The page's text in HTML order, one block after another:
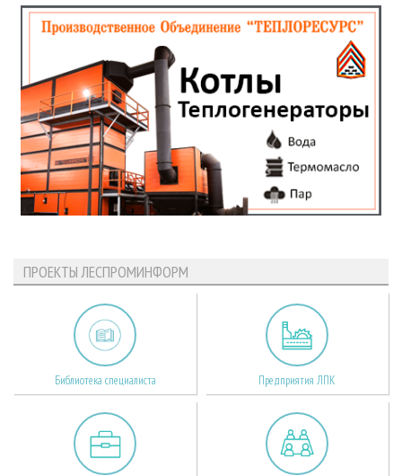
ПРОЕКТЫ ЛЕСПРОМИНФОРМ
Библиотека специалиста Предприятия ЛПК